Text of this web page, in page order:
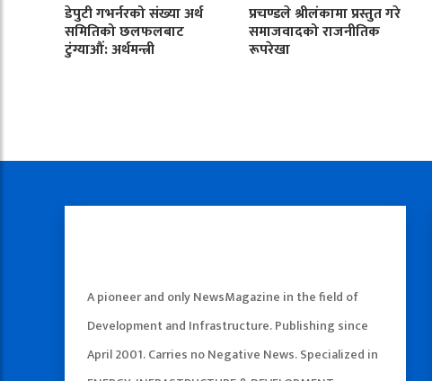
डेपुटी गभर्नरको संख्या अर्थ
समितिको छलफलबाट
टुंग्याऔं: अर्थमन्त्री
प्रचण्डले श्रीलंकामा प्रस्तुत गरे
समाजवादको राजनीतिक
रूपरेखा
A pioneer and only NewsMagazine in the field of
Development and Infrastructure. Publishing since
April 2001. Carries no Negative News. Specialized in